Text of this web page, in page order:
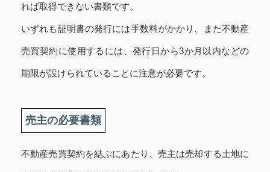
れば取得できない書類です。
いずれも証明書の発行には手数料がかかり、また不動産
売買契約に使用するには、発行日から3か月以内などの
期限が設けられていることに注意が必要です。
売主の必要書類
不動産売買契約を結ぶにあたり、売主は売却する土地に